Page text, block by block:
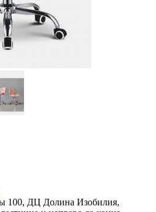
100, ДЦ Долина Изобилия,